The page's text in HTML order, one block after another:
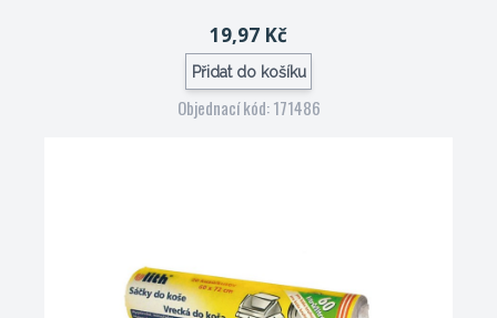
19,97 Kč
Přidat do košíku
Objednací kód: 171486